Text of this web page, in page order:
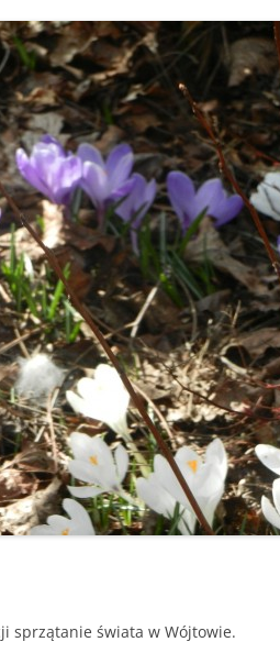
DRUGI
Z WÓJTOWA
sprzątanie świata w Wójtowie.